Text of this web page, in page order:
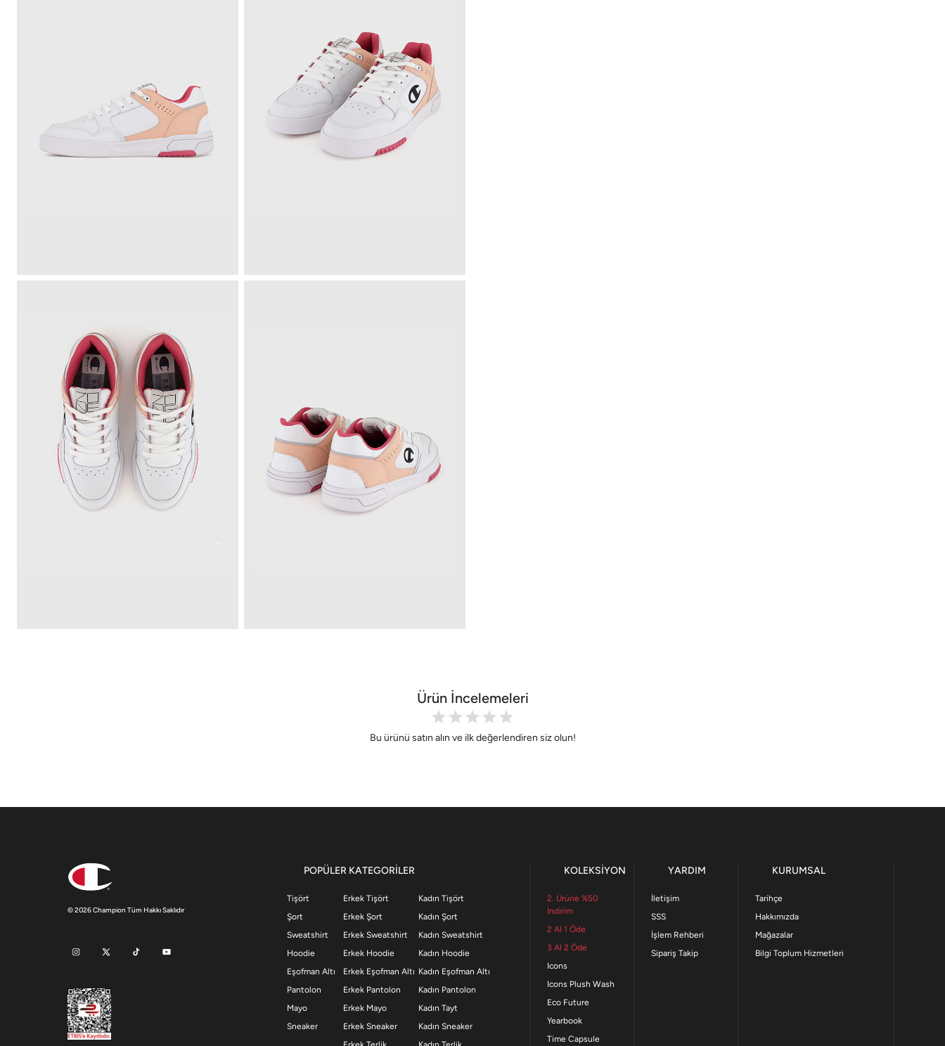
Ürün İncelemeleri
Bu ürünü satın alın ve ilk değerlendiren siz olun!
© 2026 Champion Tüm Hakkı Saklıdır
POPÜLER KATEGORİLER
Tişört
Şort
Sweatshirt
Hoodie
Eşofman Altı
Pantolon
Mayo
Sneaker
Erkek Tişört
Erkek Şort
Erkek Sweatshirt
Erkek Hoodie
Erkek Eşofman Altı
Erkek Pantolon
Erkek Mayo
Erkek Sneaker
Kadın Tişört
Kadın Şort
Kadın Sweatshirt
Kadın Hoodie
Kadın Eşofman Altı
Kadın Pantolon
Kadın Tayt
Kadın Sneaker
KOLEKSİYON
2. Ürüne %50
İndirim
2 Al 1 Öde
3 Al 2 Öde
Icons
Icons Plush Wash
Eco Future
Yearbook
Time Capsule
YARDIM
İletişim
SSS
İşlem Rehberi
Sipariş Takip
KURUMSAL
Tarihçe
Hakkımızda
Mağazalar
Bilgi Toplum Hizmetleri